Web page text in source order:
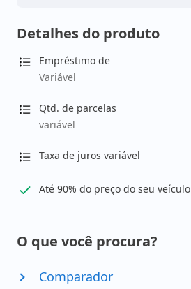
Detalhes do produto
Empréstimo de
Variável
Qtd. de parcelas
variável
Taxa de juros variável
Até 90% do preço do seu veículo
O que você procura?
Comparador